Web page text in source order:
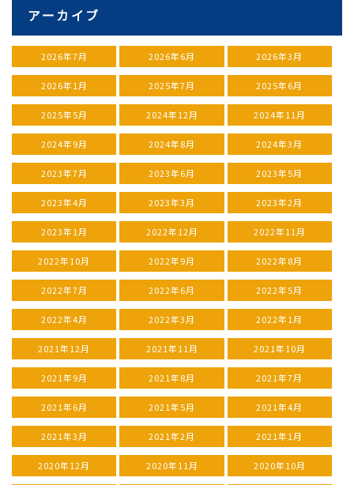
アーカイブ
2026年7月 2026年6月 2026年3月
2026年1月 2025年7月 2025年6月
2025年5月 2024年12月 2024年11月
2024年9月 2024年8月 2024年3月
2023年7月 2023年6月 2023年5月
2023年4月 2023年3月 2023年2月
2023年1月 2022年12月 2022年11月
2022年10月 2022年9月 2022年8月
2022年7月 2022年6月 2022年5月
2022年4月 2022年3月 2022年1月
2021年12月 2021年11月 2021年10月
2021年9月 2021年8月 2021年7月
2021年6月 2021年5月 2021年4月
2021年3月 2021年2月 2021年1月
2020年12月 2020年11月 2020年10月